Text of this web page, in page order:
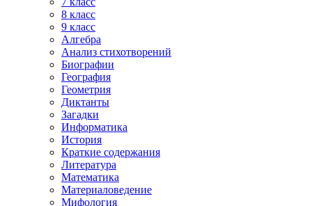
8 класс
9 класс
Алгебра
Анализ стихотворений
Биографии
География
Геометрия
Диктанты
Загадки
Информатика
История
Краткие содержания
Литература
Математика
Материаловедение
Мифология